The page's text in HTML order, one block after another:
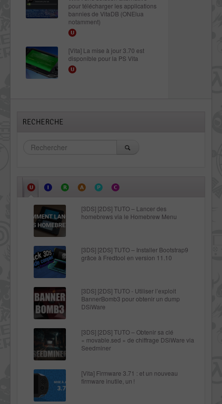
pour télécharger les applications
bannies de VitaDB (ONElua
notamment)
[Vita] La mise à jour 3.70 est
disponible pour la PS Vita
RECHERCHE
[3DS] [2DS] TUTO – Lancer des
homebrews via le Homebrew Menu
[3DS] [2DS] TUTO – Installer Bootstrap9
grâce à Fredtool en version 11.10
[3DS] [2DS] TUTO - Utiliser l’exploit
BannerBomb3 pour obtenir un dump
DSiWare
[3DS] [2DS] TUTO – Obtenir sa clé
« movable.sed » de chiffrage DSiWare via
Seedminer
[Vita] Firmware 3.71 : et un nouveau
firmware inutile, un !